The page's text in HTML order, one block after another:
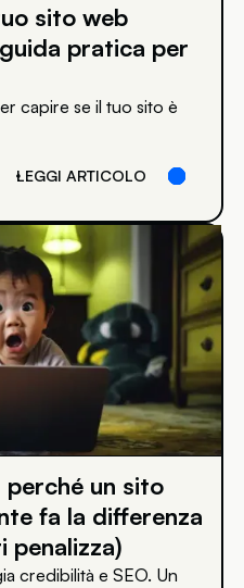
sito web
pratica per
capire se il tuo sito è
LEGGI ARTICOLO
perché un sito
fa la differenza
penalizza)
credibilità e SEO. Un